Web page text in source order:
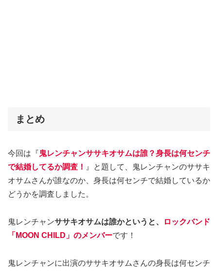
まとめ
今回は『鬼レンチャンササキオサムは誰？身長は何センチ
で結婚してるか調査！ 』と題して、鬼レンチャンのササキ
オサムさんが誰なのか、身長は何センチで結婚しているか
どうかを調査しました。
鬼レンチャンササキオサムは誰かというと、
ロックバンド
「MOON CHILD」のメンバーです！
鬼レンチャンに出演のササキオサムさんの身長は何センチ